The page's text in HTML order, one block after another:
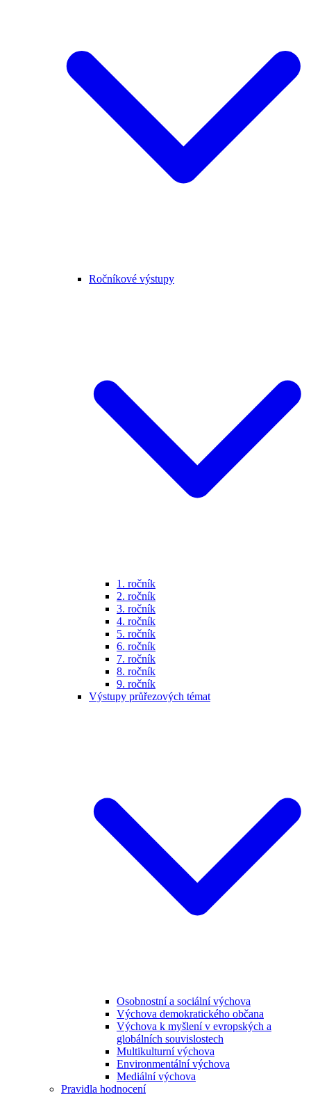
Ročníkové výstupy
1. ročník
2. ročník
3. ročník
4. ročník
5. ročník
6. ročník
7. ročník
8. ročník
9. ročník
Výstupy průřezových témat
Osobnostní a sociální výchova
Výchova demokratického občana
Výchova k myšlení v evropských a
globálních souvislostech
Multikulturní výchova
Environmentální výchova
Mediální výchova
Pravidla hodnocení